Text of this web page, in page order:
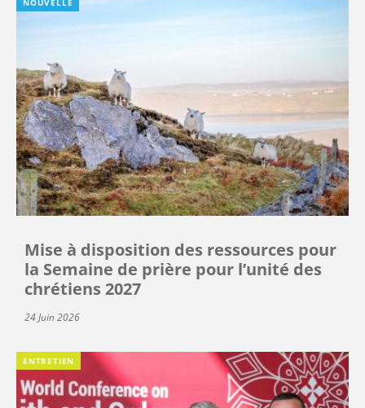
Mise à disposition des ressources pour
la Semaine de prière pour l’unité des
chrétiens 2027
24 Juin 2026
ENTRETIEN